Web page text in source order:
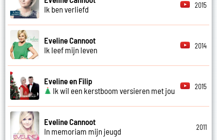
Ik ben verliefd
2015
Eveline Cannoot
Ik leef mijn leven
2014
Eveline en Filip
Ik wil een kerstboom versieren met jou
2015
Eveline Cannoot
In memoriam mijn jeugd
2011